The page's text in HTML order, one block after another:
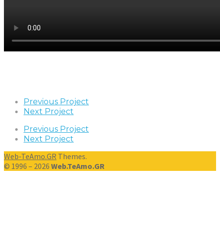
Previous Project
Next Project
Previous Project
Next Project
Web-TeAmo.GR Themes.
© 1996 – 2026 Web.TeAmo.GR